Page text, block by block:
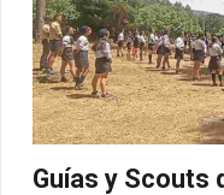
Guías y Scouts